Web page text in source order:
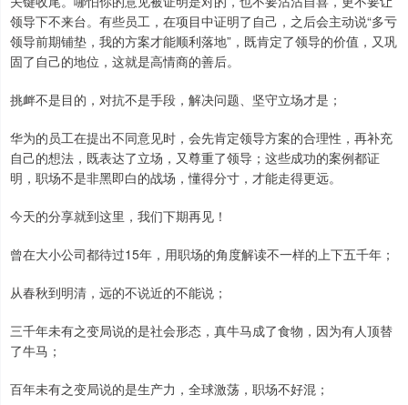
领导下不来台。有些员工，在项目中证明了自己，之后会主动说“多亏
领导前期铺垫，我的方案才能顺利落地”，既肯定了领导的价值，又巩
固了自己的地位，这就是高情商的善后。
挑衅不是目的，对抗不是手段，解决问题、坚守立场才是；
华为的员工在提出不同意见时，会先肯定领导方案的合理性，再补充
自己的想法，既表达了立场，又尊重了领导；这些成功的案例都证
明，职场不是非黑即白的战场，懂得分寸，才能走得更远。
今天的分享就到这里，我们下期再见！
曾在大小公司都待过15年，用职场的角度解读不一样的上下五千年；
从春秋到明清，远的不说近的不能说；
三千年未有之变局说的是社会形态，真牛马成了食物，因为有人顶替
了牛马；
百年未有之变局说的是生产力，全球激荡，职场不好混；